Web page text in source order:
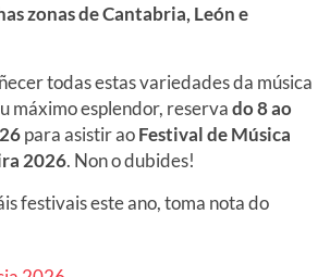
zonas de Cantabria, León e
todas estas variedades da música
máximo esplendor, reservado8 ao
para asistir aoFestival de Música
2026. Non o dubides!
festivais este ano, toma nota do